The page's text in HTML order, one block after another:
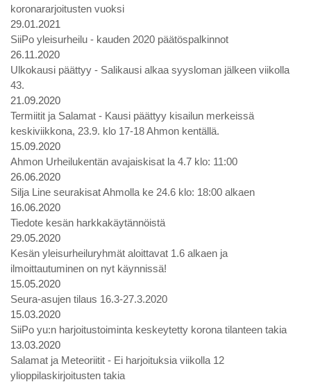
koronararjoitusten vuoksi
29.01.2021
SiiPo yleisurheilu - kauden 2020 päätöspalkinnot
26.11.2020
Ulkokausi päättyy - Salikausi alkaa syysloman jälkeen viikolla
43.
21.09.2020
Termiitit ja Salamat - Kausi päättyy kisailun merkeissä
keskiviikkona, 23.9. klo 17-18 Ahmon kentällä.
15.09.2020
Ahmon Urheilukentän avajaiskisat la 4.7 klo: 11:00
26.06.2020
Silja Line seurakisat Ahmolla ke 24.6 klo: 18:00 alkaen
16.06.2020
Tiedote kesän harkkakäytännöistä
29.05.2020
Kesän yleisurheiluryhmät aloittavat 1.6 alkaen ja
ilmoittautuminen on nyt käynnissä!
15.05.2020
Seura-asujen tilaus 16.3-27.3.2020
15.03.2020
SiiPo yu:n harjoitustoiminta keskeytetty korona tilanteen takia
13.03.2020
Salamat ja Meteoriitit - Ei harjoituksia viikolla 12
ylioppilaskirjoitusten takia